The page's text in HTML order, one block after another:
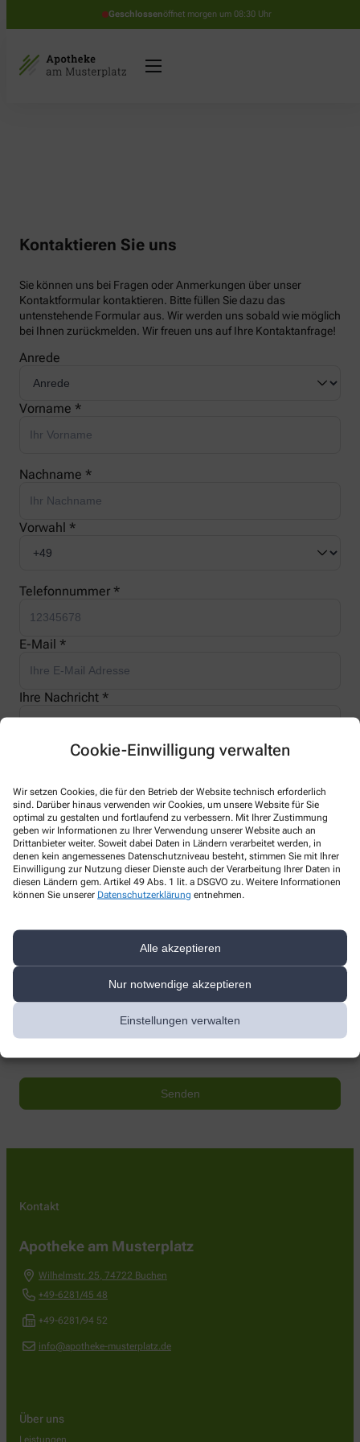
Cookie-Einwilligung verwalten
Wir setzen Cookies, die für den Betrieb der Website technisch erforderlich
sind. Darüber hinaus verwenden wir Cookies, um unsere Website für Sie
optimal zu gestalten und fortlaufend zu verbessern. Mit Ihrer Zustimmung
geben wir Informationen zu Ihrer Verwendung unserer Website auch an
Drittanbieter weiter. Soweit dabei Daten in Ländern verarbeitet werden, in
denen kein angemessenes Datenschutzniveau besteht, stimmen Sie mit Ihrer
Einwilligung zur Nutzung dieser Dienste auch der Verarbeitung Ihrer Daten in
diesen Ländern gem. Artikel 49 Abs. 1 lit. a DSGVO zu. Weitere Informationen
können Sie unserer Datenschutzerklärung entnehmen.
Alle akzeptieren
Nur notwendige akzeptieren
Einstellungen verwalten
Geschlossenöffnet morgen um 08:30 Uhr
Kontaktieren Sie uns
Sie können uns bei Fragen oder Anmerkungen über unser
Kontaktformular kontaktieren. Bitte füllen Sie dazu das
untenstehende Formular aus. Wir werden uns sobald wie möglich
bei Ihnen zurückmelden. Wir freuen uns auf Ihre Kontaktanfrage!
Anrede
Vorname *
Nachname *
Vorwahl *
Telefonnummer *
E-Mail *
Ihre Nachricht *
* Bitte füllen Sie die Pflichtfelder aus
Ich erkläre mich damit einverstanden, dass die von mir angegebenen
Daten elektronisch erfasst und gespeichert und meine Daten an die
von mir ausgesuchte Apotheke übergeben werden. Rechtsgrundlage
der Verarbeitung ist Art. 6 Abs. 1 lit. a DS-GVO. Die Einwilligung kann
musterplatz.de.
Ihre Daten werden ausschließlich zur Bearbeitung Ihrer Anfrage
folgendem Link:Datenschutz.
Sind Sie ein Mensch? Dann wählen Sie bitte
Kontakt
Apotheke am Musterplatz
Wilhelmstr. 25, 74722 Buchen
+49-6281/45 48
+49-6281/94 52
info@apotheke-musterplatz.de
Über uns
Leistungen